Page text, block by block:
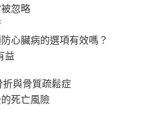
忽略
心臟病的選項有效嗎？
益
與骨質疏鬆症
死亡風險